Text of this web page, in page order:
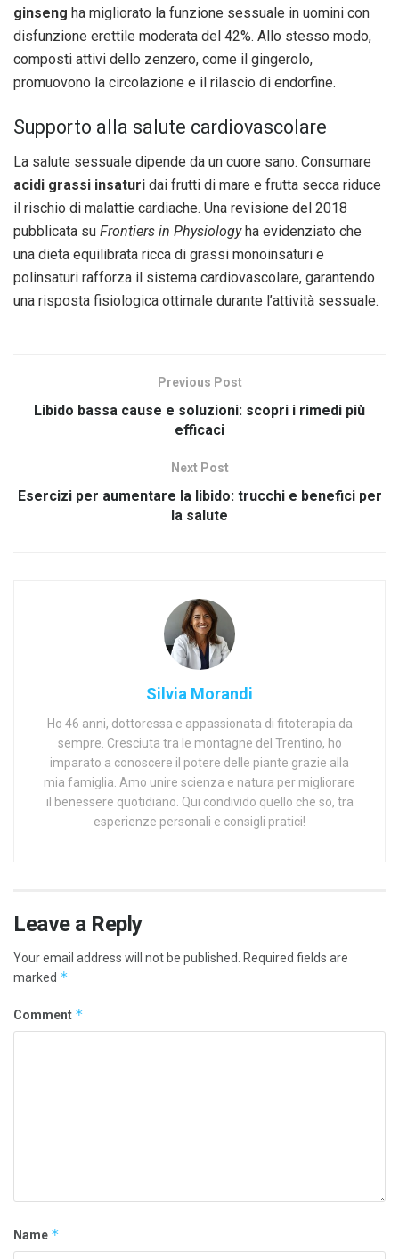
ginseng ha migliorato la funzione sessuale in uomini con
disfunzione erettile moderata del 42%. Allo stesso modo,
composti attivi dello zenzero, come il gingerolo,
promuovono la circolazione e il rilascio di endorfine.
Supporto alla salute cardiovascolare
La salute sessuale dipende da un cuore sano. Consumare
acidi grassi insaturi dai frutti di mare e frutta secca riduce
il rischio di malattie cardiache. Una revisione del 2018
pubblicata su Frontiers in Physiologyha evidenziato che
una dieta equilibrata ricca di grassi monoinsaturi e
polinsaturi rafforza il sistema cardiovascolare, garantendo
una risposta fisiologica ottimale durante l’attività sessuale.
Previous Post
Libido bassa cause e soluzioni: scopri i rimedi più
efficaci
Next Post
Esercizi per aumentare la libido: trucchi e benefici per
la salute
Silvia Morandi
Ho 46 anni, dottoressa e appassionata di fitoterapia da
sempre. Cresciuta tra le montagne del Trentino, ho
imparato a conoscere il potere delle piante grazie alla
mia famiglia. Amo unire scienza e natura per migliorare
il benessere quotidiano. Qui condivido quello che so, tra
esperienze personali e consigli pratici!
Leave a Reply
Your email address will not be published.
Required fields are
marked *
Comment *
Name *